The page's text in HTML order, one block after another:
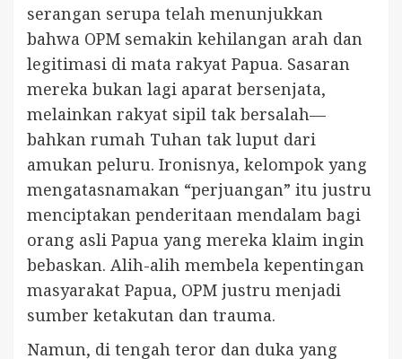
serangan serupa telah menunjukkan
bahwa OPM semakin kehilangan arah dan
legitimasi di mata rakyat Papua. Sasaran
mereka bukan lagi aparat bersenjata,
melainkan rakyat sipil tak bersalah—
bahkan rumah Tuhan tak luput dari
amukan peluru. Ironisnya, kelompok yang
mengatasnamakan “perjuangan” itu justru
menciptakan penderitaan mendalam bagi
orang asli Papua yang mereka klaim ingin
bebaskan. Alih-alih membela kepentingan
masyarakat Papua, OPM justru menjadi
sumber ketakutan dan trauma.
Namun, di tengah teror dan duka yang